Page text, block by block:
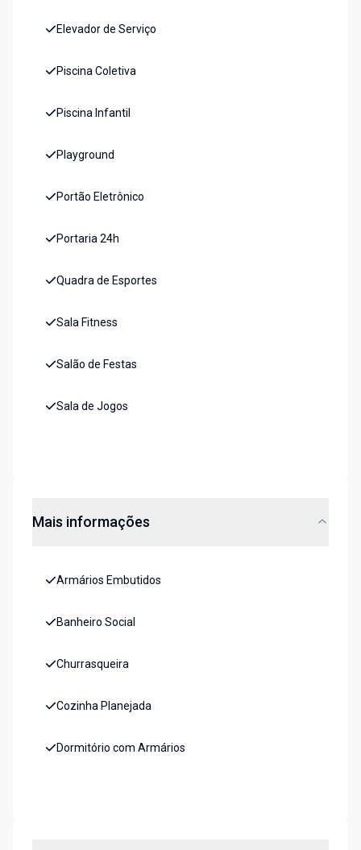
Elevador de Serviço
Piscina Coletiva
Piscina Infantil
Playground
Portão Eletrônico
Portaria 24h
Quadra de Esportes
Sala Fitness
Salão de Festas
Sala de Jogos
Mais informações
Armários Embutidos
Banheiro Social
Churrasqueira
Cozinha Planejada
Dormitório com Armários